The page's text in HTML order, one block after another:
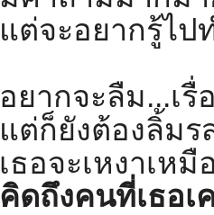
แต่จะอยากรู้ไป
อยากจะลืม...เรื่
แต่ก็ยังต้องลิ้มร
เธอจะเหงาเห
คิดถึงคนที่เธอเ